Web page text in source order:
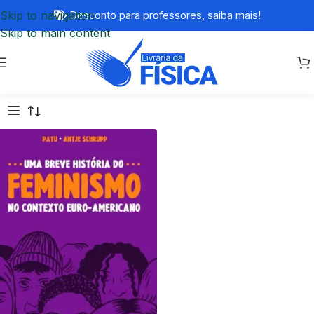
Skip to navigation
Skip to main content
Desconto para professores, saiba mais!